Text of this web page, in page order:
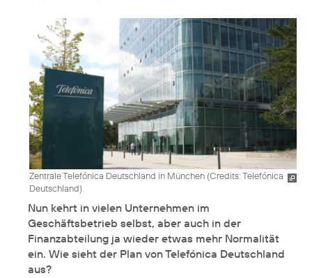
Zentrale Telefónica Deutschland in München (Credits: Telefónica
Deutschland)
Nun kehrt in vielen Unternehmen im
Geschäftsbetrieb selbst, aber auch in der
Finanzabteilung ja wieder etwas mehr Normalität
ein. Wie sieht der Plan von Telefónica Deutschland
aus?